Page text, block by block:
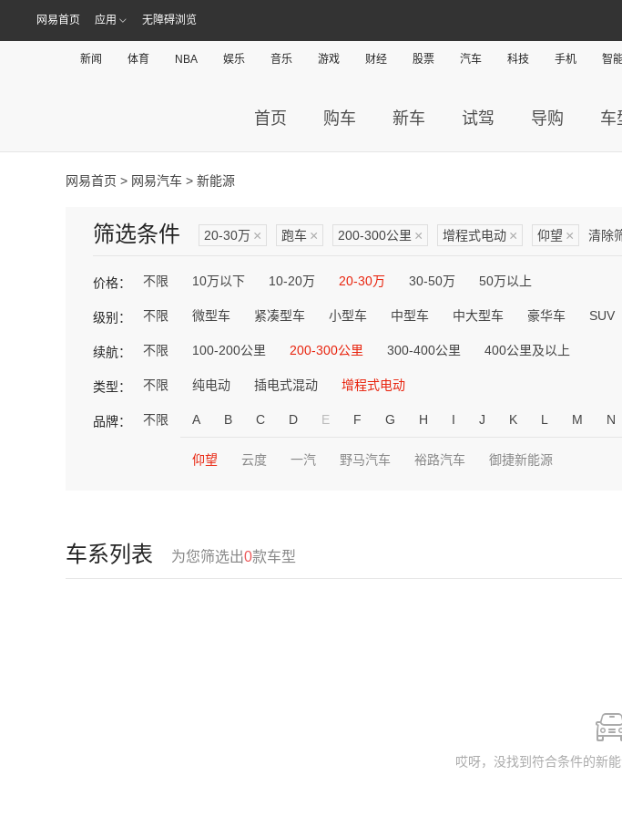
网易首页 应用 无障碍浏览
新闻 体育 NBA 娱乐 音乐 游戏 财经 股票 汽车 科技 手机 智
首页 购车 新车 试驾 导购 车
网易首页 > 网易汽车 > 新能源
筛选条件 20-30万 × 跑车 × 200-300公里 × 增程式电动 × 仰望 × 清除
价格： 不限 10万以下 10-20万 20-30万 30-50万 50万以上
级别： 不限 微型车 紧凑型车 小型车 中型车 中大型车 豪华车 SUV
续航： 不限 100-200公里 200-300公里 300-400公里 400公里及以上
类型： 不限 纯电动 插电式混动 增程式电动
品牌： 不限 A B C D E F G H I J K L M N
仰望 云度 一汽 野马汽车 裕路汽车 御捷新能源
车系列表 为您筛选出0款车型
哎呀，没找到符合条件的新